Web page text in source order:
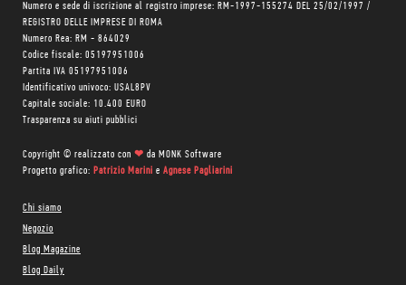
Numero e sede di iscrizione al registro imprese: RM-1997-155274 DEL 25/02/1997 /
REGISTRO DELLE IMPRESE DI ROMA
Numero Rea: RM - 864029
Codice fiscale: 05197951006
Partita IVA 05197951006
Identificativo univoco: USAL8PV
Capitale sociale: 10.400 EURO
Trasparenza su aiuti pubblici
Copyright © realizzato con ❤ da MONK Software
Progetto grafico: Patrizio Marini e Agnese Pagliarini
Chi siamo
Negozio
Blog Magazine
Blog Daily